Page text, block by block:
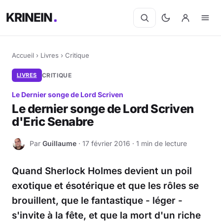
KRINEIN
Accueil › Livres › Critique
LIVRES CRITIQUE
Le Dernier songe de Lord Scriven
Le dernier songe de Lord Scriven
d'Eric Senabre
G Par Guillaume · 17 février 2016 · 1 min de lecture
Quand Sherlock Holmes devient un poil
exotique et ésotérique et que les rôles se
brouillent, que le fantastique - léger -
s'invite à la fête, et que la mort d'un riche